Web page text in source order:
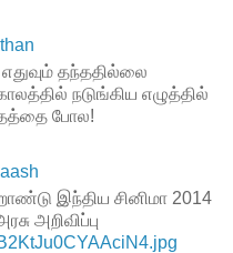
தந்ததில்லை
நடுங்கிய எழுத்தில்
போல!
இந்திய சினிமா 2014
அறிவிப்பு